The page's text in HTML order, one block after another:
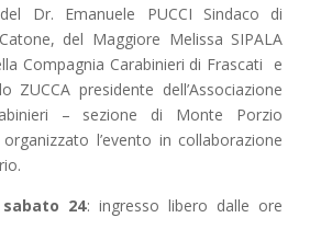
Dr. Emanuele PUCCI Sindaco di
del Maggiore Melissa SIPALA
Compagnia Carabinieri di Frascati e
ZUCCA presidente dell’Associazione
– sezione di Monte Porzio
l’evento in collaborazione
24: ingresso libero dalle ore